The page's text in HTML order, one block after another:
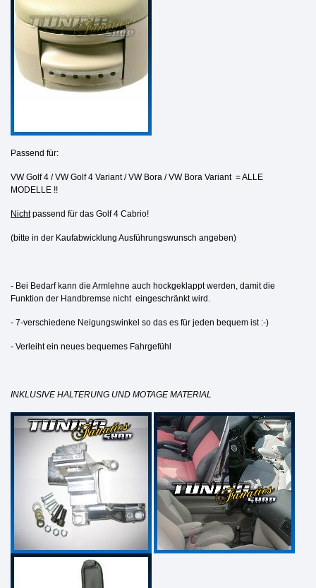
Passend für:
VW Golf 4 / VW Golf 4 Variant / VW Bora / VW Bora Variant = ALLE
MODELLE !!
Nichtpassend für das Golf 4 Cabrio!
(bitte in der Kaufabwicklung Ausführungswunsch angeben)
- Bei Bedarf kann die Armlehne auch hockgeklappt werden, damit die
Funktion der Handbremse nicht eingeschränkt wird.
- 7-verschiedene Neigungswinkel so das es für jeden bequem ist :-)
- Verleiht ein neues bequemes Fahrgefühl
INKLUSIVE HALTERUNG UND MOTAGE MATERIAL